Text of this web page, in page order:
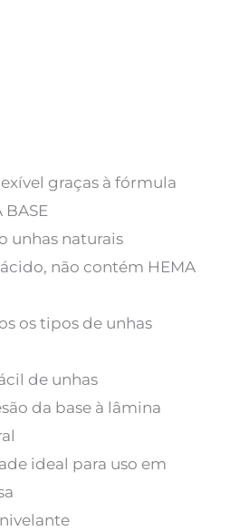
graças à fórmula
BASE
unhas naturais
não contém HEMA
os tipos de unhas
de unhas
da base à lâmina
ideal para uso em